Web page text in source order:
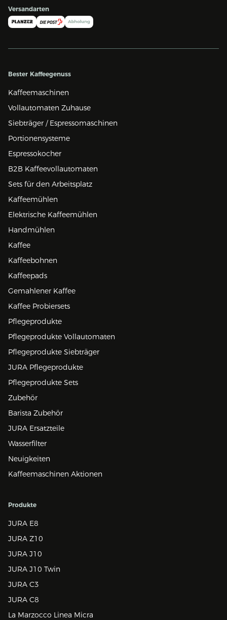
Versandarten
Bester Kaffeegenuss
Kaffeemaschinen
Vollautomaten Zuhause
Siebträger / Espressomaschinen
Portionensysteme
Espressokocher
B2B Kaffeevollautomaten
Sets für den Arbeitsplatz
Kaffeemühlen
Elektrische Kaffeemühlen
Handmühlen
Kaffee
Kaffeebohnen
Kaffeepads
Gemahlener Kaffee
Kaffee Probiersets
Pflegeprodukte
Pflegeprodukte Vollautomaten
Pflegeprodukte Siebträger
JURA Pflegeprodukte
Pflegeprodukte Sets
Zubehör
Barista Zubehör
JURA Ersatzteile
Wasserfilter
Neuigkeiten
Kaffeemaschinen Aktionen
Produkte
JURA E8
JURA Z10
JURA J10
JURA J10 Twin
JURA C3
JURA C8
La Marzocco Linea Micra